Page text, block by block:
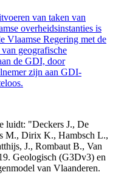
van taken van
overheidsinstanties is
Vlaamse Regering met de
geografische
de GDI, door
zijn aan GDI-
luidt: "Deckers J., De
M., Dirix K., Hambsch L.,
J., Rombaut B., Van
Geologisch (G3Dv3) en
van Vlaanderen.